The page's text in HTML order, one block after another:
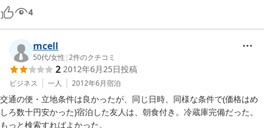
4
mcell
50代/女性 |2件のクチコミ
2 2012年6月25日投稿
ビジネス 一人 2012年6月宿泊
交通の便・立地条件は良かったが、同じ日時、同様な条件で(価格はめ
しろ数十円安かった)宿泊した友人は、朝食付き。冷蔵庫完備だった。
もっと検索すればよかった。